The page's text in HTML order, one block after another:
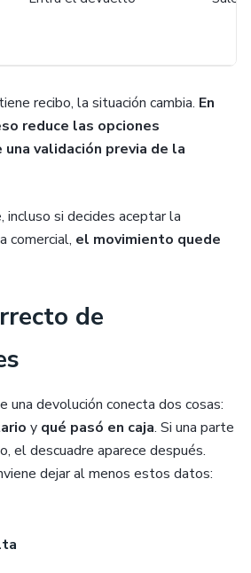
recibo, la situación cambia. En
reduce las opciones
validación previa de la
incluso si decides aceptar la
comercial, el movimiento quede
de
una devolución conecta dos cosas:
y qué pasó en caja. Si una parte
el descuadre aparece después.
dejar al menos estos datos: